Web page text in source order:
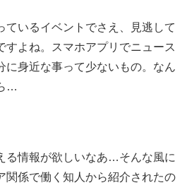
ているイベントでさえ、見逃して
すよね。スマホアプリでニュース
に身近な事って少ないもの。なん
…
る情報が欲しいなあ…そんな風に
関係で働く知人から紹介されたの